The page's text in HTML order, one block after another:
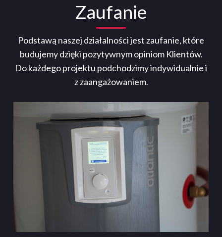
Zaufanie
Podstawą naszej działalności jest zaufanie, które
budujemy dzięki pozytywnym opiniom Klientów.
Do każdego projektu podchodzimy indywidualnie i
z zaangażowaniem.